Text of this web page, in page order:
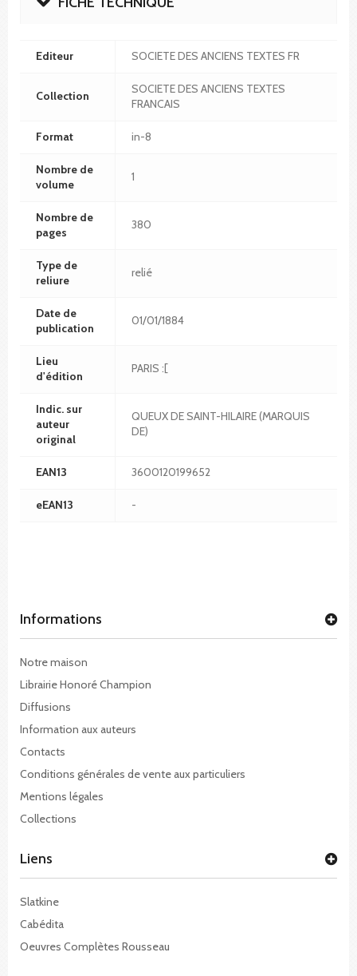
Editeur SOCIETE DES ANCIENS TEXTES FR
Collection
SOCIETE DES ANCIENS TEXTES
FRANCAIS
Format in-8
Nombre de
volume
1
Nombre de
pages
380
Type de
reliure
relié
Date de
publication
01/01/1884
Lieu
d'édition
PARIS :[
Indic. sur
auteur
original
QUEUX DE SAINT-HILAIRE (MARQUIS
DE)
EAN13 3600120199652
eEAN13 -
Informations
Notre maison
Librairie Honoré Champion
Diffusions
Information aux auteurs
Contacts
Conditions générales de vente aux particuliers
Mentions légales
Collections
Liens
Slatkine
Cabédita
Oeuvres Complètes Rousseau